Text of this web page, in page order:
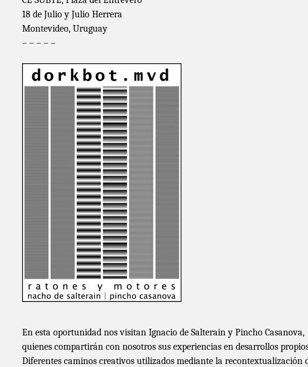
18 de Julio y Julio Herrera
Montevideo, Uruguay
– – – – –
En esta oportunidad nos visitan Ignacio de Salterain y Pincho Casanova,
quienes compartirán con nosotros sus experiencias en desarrollos
Diferentes caminos creativos utilizados mediante la recontextualización